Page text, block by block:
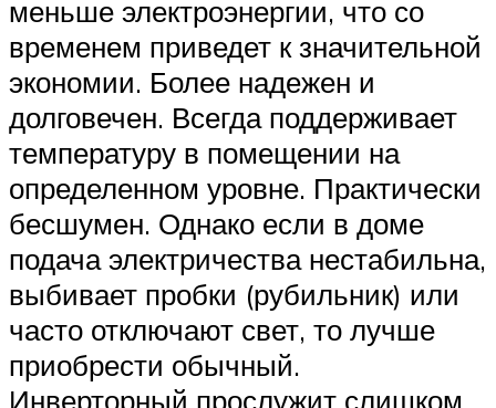
меньше электроэнергии, что со
временем приведет к значительной
экономии. Более надежен и
долговечен. Всегда поддерживает
температуру в помещении на
определенном уровне. Практически
бесшумен. Однако если в доме
подача электричества нестабильна,
выбивает пробки (рубильник) или
часто отключают свет, то лучше
приобрести обычный.
Инверторный прослужит слишком